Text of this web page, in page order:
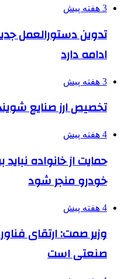
3 هفته پیش
تدوین دستورالعمل
ادامه دارد
3 هفته پیش
تخصیص ارز صنایع
4 هفته پیش
حمایت از خانواده
خودرو منجر شود
4 هفته پیش
وزیر صمت: ارتقای
صنعتی است